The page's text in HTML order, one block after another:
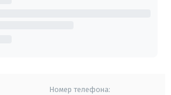
Номер телефона: